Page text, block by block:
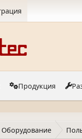
Продукция
Оборудование